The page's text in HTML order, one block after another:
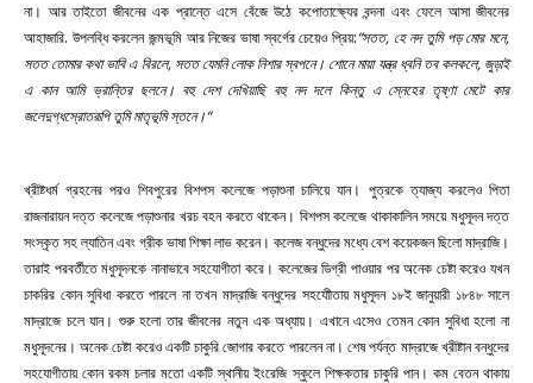
না। আর তাইতো জীবনের এক প্রান্তে এসে বেঁজে উঠে কপোতাক্ষ্যের বন্দনা এবং ফেলে আসা জীবনের
আহাজারি. উপলব্ধি করলেন জন্মভূমি আর নিজের ভাষা স্বর্গের চেয়েও প্রিয়:“সতত, হে নদ তুমি পড় মোর মনে,
সতত তোমার কথা ভাবি এ বিরলে, সতত যেমনি লোক নিশার স্বপনে। শোনে মায়া যন্ত্র ধ্বনি তব কলকলে, জুড়াই
এ কান আমি ভ্রান্তির ছলনে। বহু দেশ দেখিয়াছি বহু নদ দলে কিন্তু এ স্নেহের তৃষ্ণা মেটে কার
জলেদুগ্ধস্রোতরূপি তুমি মাতৃভূমি স্তনে।“
খ্রীষ্টধর্ম গ্রহনের পরও শিবপুরের বিশপস কলেজে পড়াশুনা চালিয়ে যান। পুত্রকে ত্যাজ্য করলেও পিতা
রাজনারায়ন দত্ত কলেজে পড়াশুনার খরচ বহন করতে থাকেন। বিশপস কলেজে থাকাকালিন সময়ে মধুসূদন দত্ত
সংস্কৃত সহ ল্যাতিন এবং গ্রীক ভাষা শিক্ষা লাভ করেন। কলেজ বন্ধুদের মধ্যে বেশ কয়েকজন ছিলো মাদ্রাজি।
তারাই পরবর্তীতে মধুসূদনকে নানাভাবে সহযোগীতা করে। কলেজের ডিগ্রী পাওয়ার পর অনেক চেষ্টা করেও যখন
চাকরির কোন সুবিধা করতে পারলে না তখন মাদ্রাজি বন্ধুদের সহযোীতায় মধুসূদন ১৮ই জানুয়ারী ১৮৪৮ সালে
মাদ্রাজে চলে যান। শুরু হলো তার জীবনের নতুন এক অধ্যায়। এখানে এসেও তেমন কোন সুবিধা হলো না
মধুসূদনের। অনেক চেষ্টা করেও একটি চাকুরি জোগার করতে পারলেন না। শেষ পর্যন্ত মাদ্রাজে খ্রীষ্টান বন্ধুদের
সহযোগীতায় কোন রকম চলার মতো একটি স্থানীয় ইংরেজি স্কুলে শিক্ষকতার চাকুরি পান। কম বেতন থাকায়